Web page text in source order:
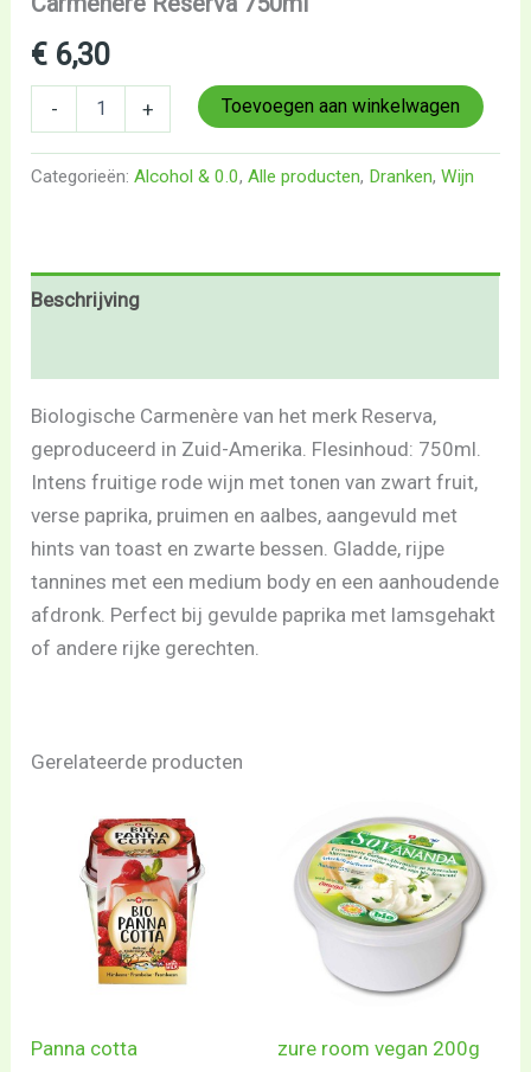
€ 6,30
- + Toevoegen aan winkelwagen
Categorieën:Alcohol & 0.0,Alle producten, Dranken,Wijn
Beschrijving
Biologische Carmenère van het merk Reserva,
geproduceerd in Zuid-Amerika. Flesinhoud: 750ml.
Intens fruitige rode wijn met tonen van zwart fruit,
verse paprika, pruimen en aalbes, aangevuld met
hints van toast en zwarte bessen. Gladde, rijpe
tannines met een medium body en een aanhoudende
afdronk. Perfect bij gevulde paprika met lamsgehakt
of andere rijke gerechten.
Gerelateerde producten
Panna cotta
zure room vegan 200g